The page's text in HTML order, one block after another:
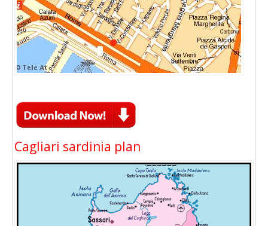
Cagliari sardinia plan